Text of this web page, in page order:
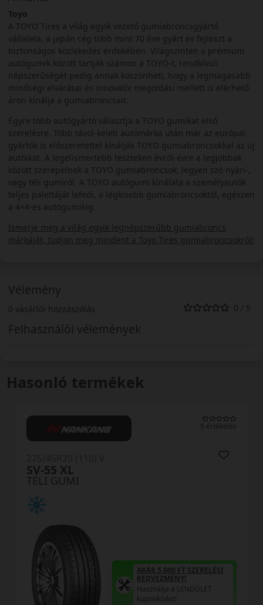
Toyo
A TOYO Tires a világ egyik vezető gumiabroncsgyártó
vállalata, a japán cég több mint 70 éve gyárt és fejleszt a
biztonságos közlekedés érdekében. Világszinten a prémium
autógumik között tartják számon a TOYO-t, rendkívüli
népszerűségét pedig annak köszönheti, hogy a legmagasabb
minőségi elvárásai és innovatív megoldási mellett is elérhető
áron kínálja a gumiabroncsait.
Egyre több autógyártó választja a TOYO gumikat első
szerelésre. Több távol-keleti autómárka után már az európai
gyártók is előszeretettel kínálják TOYO gumiabroncsokkal az új
autóikat. A legelismertebb teszteken évről-évre a legjobbak
között szerepelnek a TOYO gumiabroncsok, legyen szó nyári-,
vagy téli gumiról. A TOYO autógumi kínálata a személyautók
teljes palettáját lefedi, a legkisebb gumiabroncsoktól, egészen
a 4×4-es autógumikig.
Ismerje meg a világ egyik legnépszerűbb gumiabroncs
márkáját, tudjon meg mindent a Toyo Tires gumiabroncsokról!
Vélemény
0 vásárlói hozzászólás 0 / 5
Felhasználói vélemények
Hasonló termékek
0 értékelés
AKÁR 5.000 FT SZERELÉSI
KEDVEZMÉNY!
Használja a LENDÜLET
kuponkódot!
275/45R20 (110) V